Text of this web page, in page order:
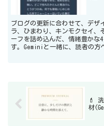
ブログの更新に合わせて、デザ
ラ、ひまわり、キンモクセイ、
ーフを詰め込んだ、情緒豊かな
す。Geminiと一緒に、読者の方
💄
材